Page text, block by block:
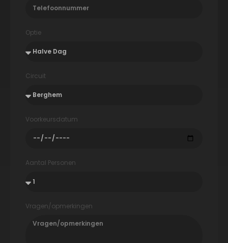
Optie
Circuit
Voorkeursdatum
Aantal Personen
Vragen/opmerkingen